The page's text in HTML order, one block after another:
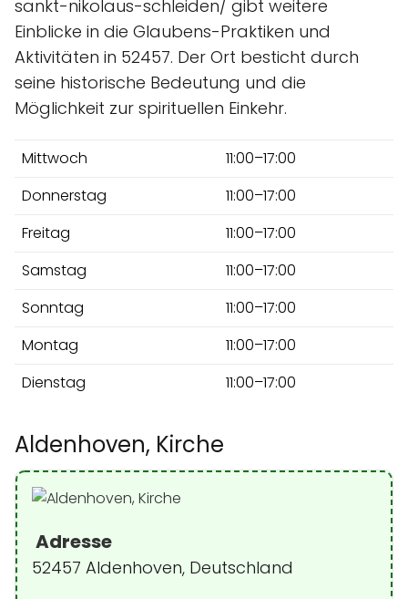
sankt-nikolaus-schleiden/ gibt weitere
Einblicke in die Glaubens-Praktiken und
Aktivitäten in 52457. Der Ort besticht durch
seine historische Bedeutung und die
Möglichkeit zur spirituellen Einkehr.
Mittwoch
11:00–17:00
Donnerstag
11:00–17:00
Freitag
11:00–17:00
Samstag
11:00–17:00
Sonntag
11:00–17:00
Montag
11:00–17:00
Dienstag
11:00–17:00
Aldenhoven, Kirche
Adresse
52457 Aldenhoven, Deutschland